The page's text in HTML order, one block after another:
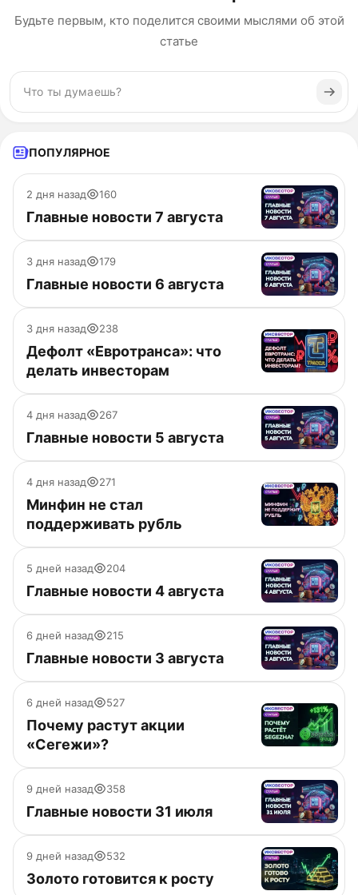
Будьте первым, кто поделится своими мыслями об этой
статье
ПОПУЛЯРНОЕ
2 дня назад 160
Главные новости 7 августа
3 дня назад 179
Главные новости 6 августа
3 дня назад 238
Дефолт «Евротранса»: что
делать инвесторам
4 дня назад 267
Главные новости 5 августа
4 дня назад 271
Минфин не стал
поддерживать рубль
5 дней назад 204
Главные новости 4 августа
6 дней назад 215
Главные новости 3 августа
6 дней назад 527
Почему растут акции
«Сегежи»?
9 дней назад 358
Главные новости 31 июля
9 дней назад 532
Золото готовится к росту